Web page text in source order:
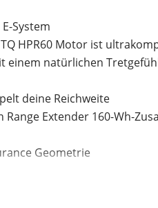
System
HPR60 Motor ist
einem natürlichen
deine Reichweite
Extender 160-Wh-
Geometrie
eine stabile Road